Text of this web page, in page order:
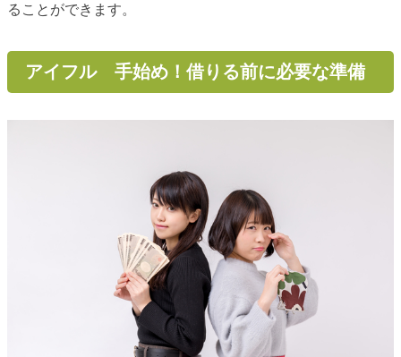
ることができます。
アイフル 手始め！借りる前に必要な準備